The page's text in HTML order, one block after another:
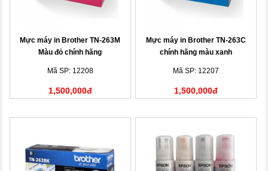
Mực máy in Brother TN-263M
Màu đỏ chính hãng
Mã SP: 12208
1,500,000đ
Mực máy in Brother TN-263C
chính hãng màu xanh
Mã SP: 12207
1,500,000đ